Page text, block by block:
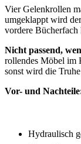
Vier Gelenkrollen
umgeklappt wird
vordere
Nicht passend,
rollendes Möbel im
sonst wird die
Vor- und
Hydraulisch